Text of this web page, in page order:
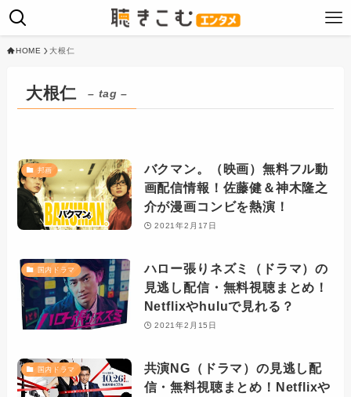
HOME 大根仁
大根仁 – tag –
邦画
バクマン。（映画）無料フル動
画配信情報！佐藤健＆神木隆之
介が漫画コンビを熱演！
2021年2月17日
国内ドラマ
ハロー張りネズミ（ドラマ）の
見逃し配信・無料視聴まとめ！
Netflixやhuluで見れる？
2021年2月15日
国内ドラマ
共演NG（ドラマ）の見逃し配
信・無料視聴まとめ！Netflixや